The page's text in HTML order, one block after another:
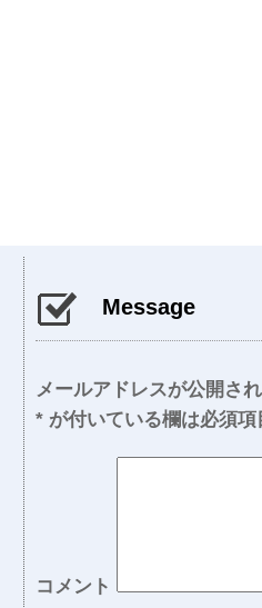
Message
メールアドレスが公開さ
* が付いている欄は必須項
コメント